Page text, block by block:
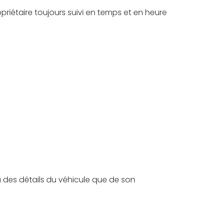
toujours suivi en temps et en heure
détails du véhicule que de son